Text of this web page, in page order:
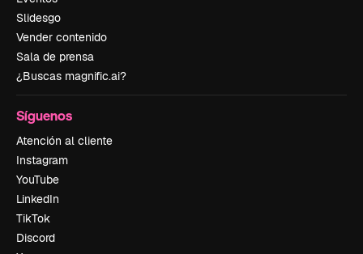
Slidesgo
Vender contenido
Sala de prensa
¿Buscas magnific.ai?
Síguenos
Atención al cliente
Instagram
YouTube
LinkedIn
TikTok
Discord